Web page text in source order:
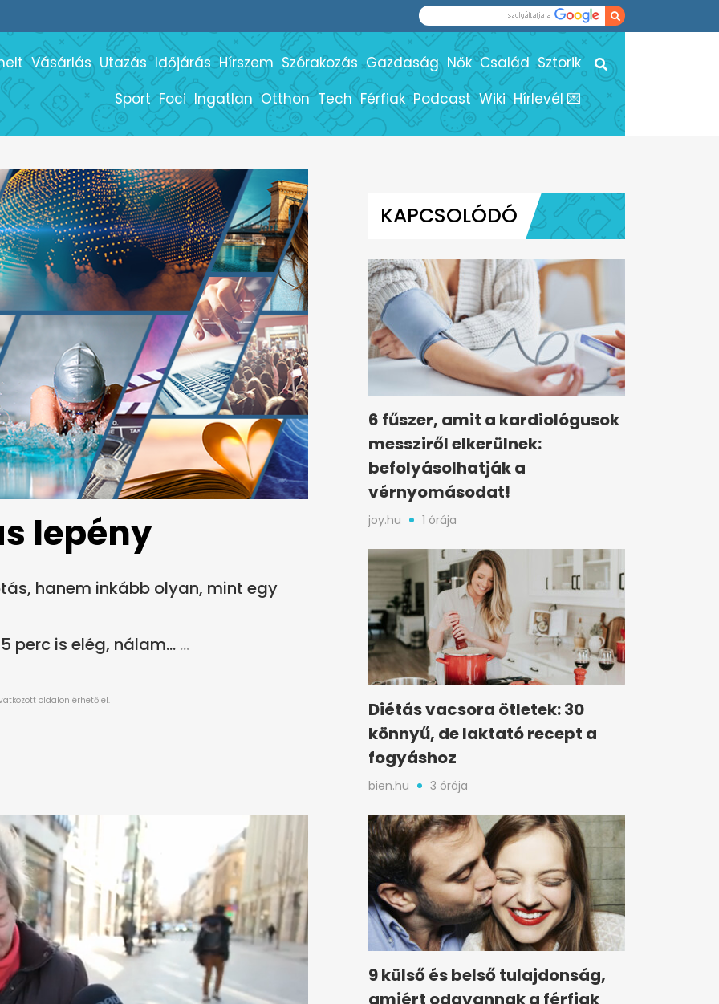
Vásárlás Utazás Időjárás Hírszem Szórakozás Gazdaság Nők Család Sztorik
Sport Foci Ingatlan Otthon Tech Férfiak Podcast Wiki Hírlevél 💌
lepény
hanem inkább olyan, mint egy
perc is elég, nálam...
KAPCSOLÓDÓ
6 fűszer, amit a kardiológusok
messziről elkerülnek:
befolyásolhatják a
vérnyomásodat!
joy.hu 1 órája
Diétás vacsora ötletek: 30
könnyű, de laktató recept a
fogyáshoz
bien.hu 3 órája
9 külső és belső tulajdonság,
amiért odavannak a férfiak